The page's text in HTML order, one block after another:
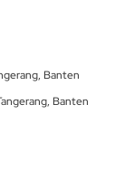
Banten
Banten